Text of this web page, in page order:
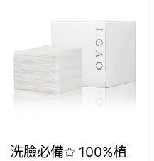
洗臉必備✩ 100%植